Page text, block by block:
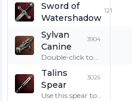
woods.
in memory of the
union between
the Elves.
Sword of
Watershadow
121
Sylvan
Canine
3904
Double-click to
wolves, great
wolves, and
fenrir.
Talins
Spear
3026
Use this spear to